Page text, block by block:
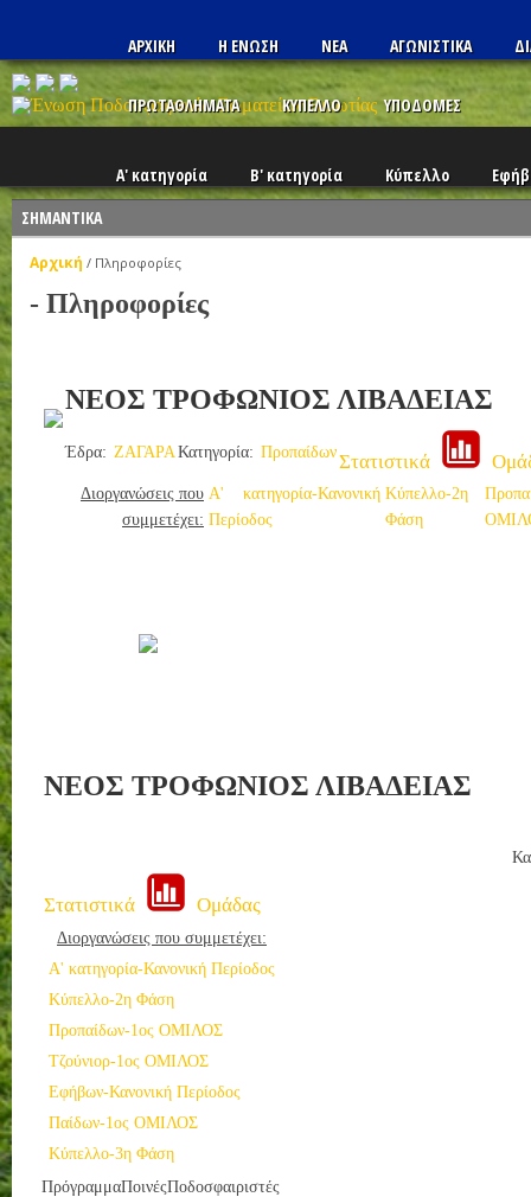
ΑΡΧΙΚΗ Η ΕΝΩΣΗ ΝΕΑ ΑΓΩΝΙΣΤΙΚΑ
ΠΡΩΤΑΘΛΗΜΑΤΑ ΚΥΠΕΛΛΟ ΥΠΟΔΟΜΕΣ
Α' κατηγορία Β' κατηγορία Κύπελλο
ΣΗΜΑΝΤΙΚΑ
Αρχική / Πληροφορίες
- Πληροφορίες
ΝΕΟΣ ΤΡΟΦΩΝΙΟΣ ΛΙΒΑΔΕΙΑΣ
Έδρα: ΖΑΓΑΡΑ Κατηγορία: ΠροπαίδωνΣτατιστικά
Διοργανώσεις που
συμμετέχει:
Α' κατηγορία-Κανονική
Περίοδος
Κύπελλο-2η
Φάση
ΝΕΟΣ ΤΡΟΦΩΝΙΟΣ ΛΙΒΑΔΕΙΑΣ
Στατιστικά Ομάδας
Διοργανώσεις που συμμετέχει:
Α' κατηγορία-Κανονική Περίοδος
Κύπελλο-2η Φάση
Προπαίδων-1ος ΟΜΙΛΟΣ
Τζούνιορ-1ος ΟΜΙΛΟΣ
Εφήβων-Κανονική Περίοδος
Παίδων-1ος ΟΜΙΛΟΣ
Κύπελλο-3η Φάση
ΠρόγραμμαΠοινέςΠοδοσφαιριστές